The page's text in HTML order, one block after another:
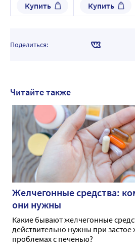
Купить
таблетки шипучие
массой 3 г
Купить
Поделиться:
Читайте также
Желчегонные средства:
они нужны
Какие бывают желчегонные
действительно нужны при
проблемах с печенью?